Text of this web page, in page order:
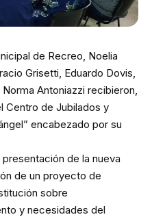
de Recreo, Noelia
Grisetti, Eduardo Dovis,
Antoniazzi recibieron,
Centro de Jubilados y
encabezado por su
de la nueva
de un proyecto de
sobre
y necesidades del